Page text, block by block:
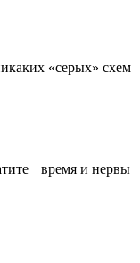
«серых» схем
время и нервы